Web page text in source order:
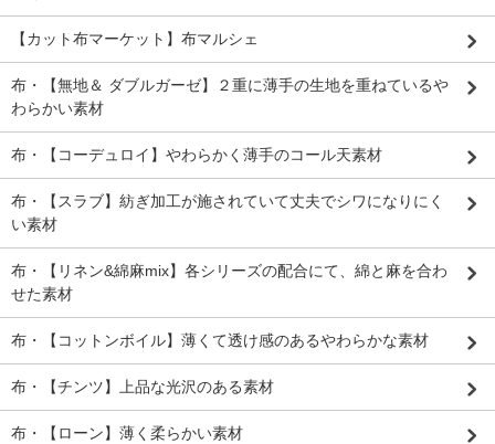
【カット布マーケット】布マルシェ
布・【無地＆ ダブルガーゼ】２重に薄手の生地を重ねているや
わらかい素材
布・【コーデュロイ】やわらかく薄手のコール天素材
布・【スラブ】紡ぎ加工が施されていて丈夫でシワになりにく
い素材
布・【リネン&綿麻mix】各シリーズの配合にて、綿と麻を合わ
せた素材
布・【コットンボイル】薄くて透け感のあるやわらかな素材
布・【チンツ】上品な光沢のある素材
布・【ローン】薄く柔らかい素材